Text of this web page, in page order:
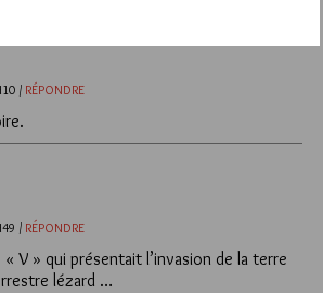
/ RÉPONDRE
/ RÉPONDRE
V » qui présentait l’invasion de la terre
lézard …